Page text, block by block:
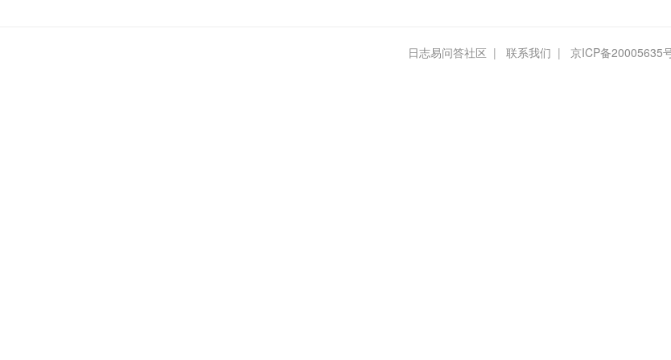
日志易问答社区 | 联系我们 | 京ICP备20005635